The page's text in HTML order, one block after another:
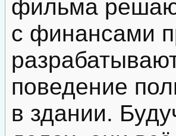
фильма
с финансами
поведение
в здании.